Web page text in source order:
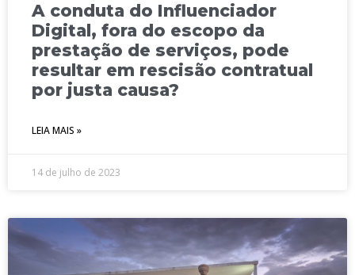
A conduta do Influenciador
Digital, fora do escopo da
prestação de serviços, pode
resultar em rescisão contratual
por justa causa?
LEIA MAIS »
14 de julho de 2023